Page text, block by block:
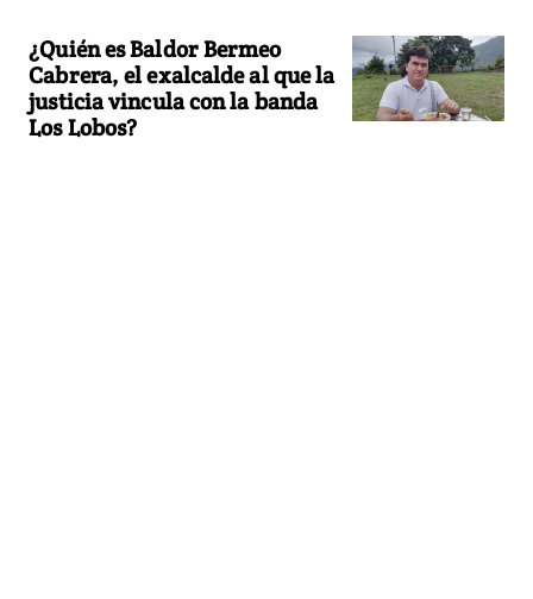
¿Quién es Baldor Bermeo
Cabrera, el exalcalde al que la
justicia vincula con la banda
Los Lobos?